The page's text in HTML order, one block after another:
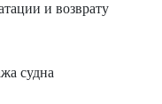
и возврату
судна